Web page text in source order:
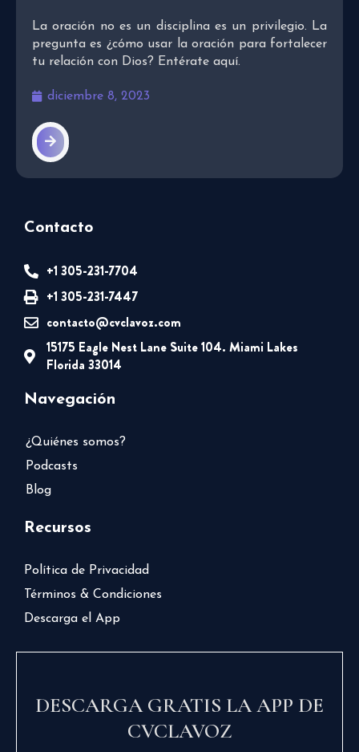
La oración no es un disciplina es un privilegio. La
pregunta es ¿cómo usar la oración para fortalecer
tu relación con Dios? Entérate aquí.
diciembre 8, 2023
Contacto
+1 305-231-7704
+1 305-231-7447
contacto@cvclavoz.com
15175 Eagle Nest Lane Suite 104. Miami Lakes
Florida 33014
Navegación
¿Quiénes somos?
Podcasts
Blog
Recursos
Política de Privacidad
Términos & Condiciones
Descarga el App
DESCARGA GRATIS LA APP DE
CVCLAVOZ